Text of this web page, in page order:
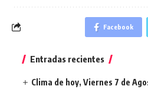
Facebook
Entradas recientes
Clima de hoy, Viernes 7 de